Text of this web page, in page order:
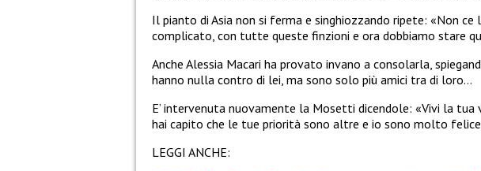
Il pianto di Asia non si ferma e singhiozzando ripete: «Non ce
complicato, con tutte queste finzioni e ora dobbiamo stare
Anche Alessia Macari ha provato invano a consolarla,
hanno nulla contro di lei, ma sono solo più amici tra di loro…
E’ intervenuta nuovamente la Mosetti dicendole: «Vivi la tua
hai capito che le tue priorità sono altre e io sono molto
LEGGI ANCHE: